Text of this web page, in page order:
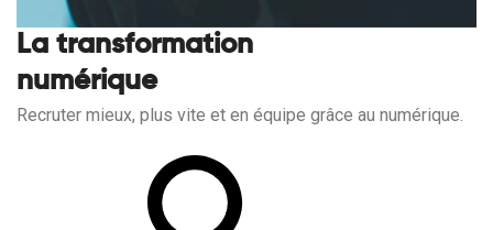
La transformation
numérique
Recruter mieux, plus vite et en équipe grâce au numérique.